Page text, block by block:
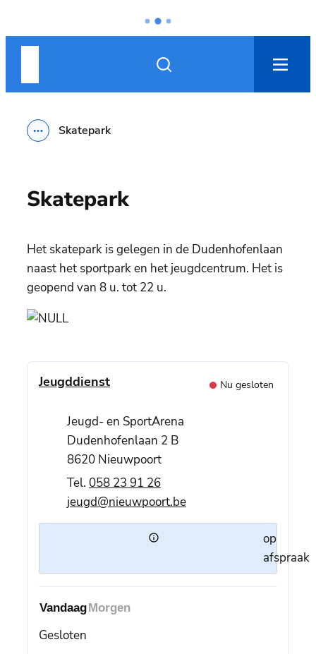
Naar inhoud
Zoek tonen / verbergen
Toon alle broodkruimel items
Skatepark
Skatepark
Het skatepark is gelegen in de Dudenhofenlaan
naast het sportpark en het jeugdcentrum. Het is
geopend van 8 u. tot 22 u.
Contact
Jeugddienst Nu gesloten
AdresJeugd- en SportArena
Dudenhofenlaan 2 B
,8620 Nieuwpoort
058 23 91 26
E-mailjeugd@nieuwpoort.be
op
afspraak
VandaagMorgen
Gesloten